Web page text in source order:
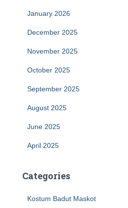
January 2026
December 2025
November 2025
October 2025
September 2025
August 2025
June 2025
April 2025
Categories
Kostum Badut Maskot